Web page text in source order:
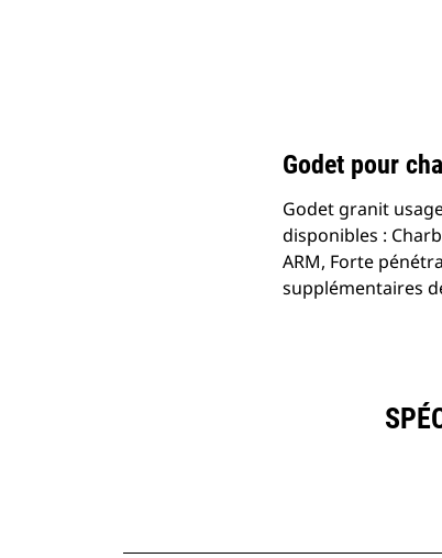
Godet pour
Godet granit
disponibles :
ARM, Forte
supplémentaires